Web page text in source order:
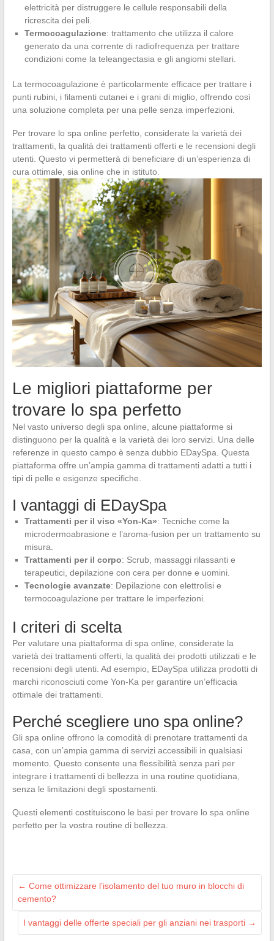
elettricità per distruggere le cellule responsabili della
ricrescita dei peli.
Termocoagulazione: trattamento che utilizza il calore
generato da una corrente di radiofrequenza per trattare
condizioni come la teleangectasia e gli angiomi stellari.
La termocoagulazione è particolarmente efficace per trattare i
punti rubini, i filamenti cutanei e i grani di miglio, offrendo così
una soluzione completa per una pelle senza imperfezioni.
Per trovare lo spa online perfetto, considerate la varietà dei
trattamenti, la qualità dei trattamenti offerti e le recensioni degli
utenti. Questo vi permetterà di beneficiare di un’esperienza di
cura ottimale, sia online che in istituto.
Le migliori piattaforme per
trovare lo spa perfetto
Nel vasto universo degli spa online, alcune piattaforme si
distinguono per la qualità e la varietà dei loro servizi. Una delle
referenze in questo campo è senza dubbio EDaySpa. Questa
piattaforma offre un’ampia gamma di trattamenti adatti a tutti i
tipi di pelle e esigenze specifiche.
I vantaggi di EDaySpa
Trattamenti per il viso «Yon-Ka»: Tecniche come la
microdermoabrasione e l’aroma-fusion per un trattamento su
misura.
Trattamenti per il corpo: Scrub, massaggi rilassanti e
terapeutici, depilazione con cera per donne e uomini.
Tecnologie avanzate: Depilazione con elettrolisi e
termocoagulazione per trattare le imperfezioni.
I criteri di scelta
Per valutare una piattaforma di spa online, considerate la
varietà dei trattamenti offerti, la qualità dei prodotti utilizzati e le
recensioni degli utenti. Ad esempio, EDaySpa utilizza prodotti di
marchi riconosciuti come Yon-Ka per garantire un’efficacia
ottimale dei trattamenti.
Perché scegliere uno spa online?
Gli spa online offrono la comodità di prenotare trattamenti da
casa, con un’ampia gamma di servizi accessibili in qualsiasi
momento. Questo consente una flessibilità senza pari per
integrare i trattamenti di bellezza in una routine quotidiana,
senza le limitazioni degli spostamenti.
Questi elementi costituiscono le basi per trovare lo spa online
perfetto per la vostra routine di bellezza.
← Come ottimizzare l’isolamento del tuo muro in blocchi di
cemento?
I vantaggi delle offerte speciali per gli anziani nei trasporti →